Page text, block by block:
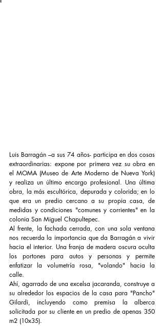
Luis Barragán –a sus 74 años- participa en dos cosas
extraordinarias: expone por primera vez su obra en
el MOMA (Museo de Arte Moderno de Nueva York)
y realiza un último encargo profesional. Una última
obra, la más escultórica, depurada y colorida; en lo
que era un predio cercano a su propia casa, de
medidas y condiciones "comunes y corrientes" en la
colonia San Miguel Chapultepec.
Al frente, la fachada cerrada, con una sola ventana
nos recuerda la importancia que da Barragán a vivir
hacia el interior. Una franja de madera oscura oculta
los portones para autos y personas y permite
enfatizar la volumetría rosa, "volando" hacia la
calle.
Ahí, agarrado de una excelsa jacaranda, construye a
su alrededor los espacios de la casa para "Pancho"
Gilardi, incluyendo como premisa la alberca
solicitada por su cliente en un predio de apenas 350
m2 (10x35).